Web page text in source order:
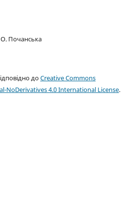
О. Почанська
доCreative Commons
NoDerivatives 4.0 International License.